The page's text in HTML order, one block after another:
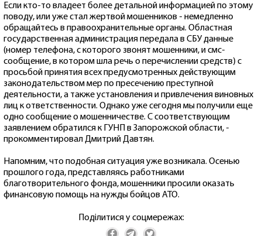
Если кто-то владеет более детальной информацией по этому
поводу, или уже стал жертвой мошенников - немедленно
обращайтесь в правоохранительные органы. Областная
государственная администрация передала в СБУ данные
(номер телефона, с которого звонят мошенники, и смс-
сообщение, в котором шла речь о перечислении средств) с
просьбой принятия всех предусмотренных действующим
законодательством мер по пресечению преступной
деятельности, а также установления и привлечения виновных
лиц к ответственности. Однако уже сегодня мы получили еще
одно сообщение о мошенничестве. С соответствующим
заявлением обратился к ГУНП в Запорожской области, -
прокомментировал Дмитрий Давтян.
Напомним, что подобная ситуация уже возникала. Осенью
прошлого года, представляясь работниками
благотворительного фонда, мошенники просили оказать
финансовую помощь на нужды бойцов АТО.
Поділитися у соцмережах: